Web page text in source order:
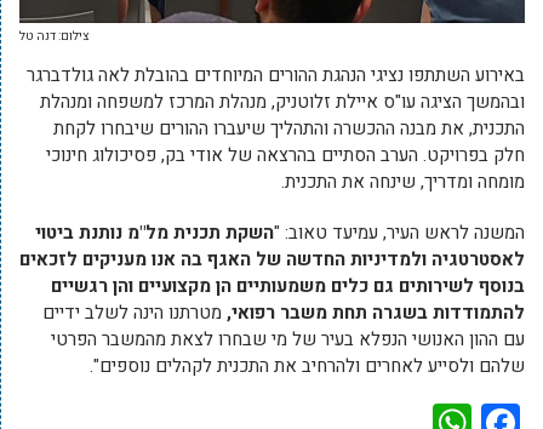
צילום: דנה טל
באירוע השתתפו נציגי הנהגת ההורים המיוחדים בהובלת לאה גולדברגר
ובהמשך הציגה עו"ס איילת זלוטניק, מנהלת המרכז למשפחה ומנהלת
התכנית, את מבנה ההכשרה והתהליך שיעברו ההורים שיבחרו לקחת
חלק בפרויקט. הערב הסתיים בהרצאה של אודי בק, פסיכולוג חינוכי
מומחה ומדריך, שינחה את התכנית.
המשנה לראש העיר, עמיעד טאוב: "השקת תכנית מל"מ נותנת ביטוי
לאסטרטגיה ולמדיניות החדשה של האגף בה אנו מעניקים לזכאים
בנוסף לשירותים גם כלים משמעותיים הן מקצועיים והן רגשיים
להתמודדות בשגרה תחת משבר רפואי, מטרתנו הינה לשלב ידיים
עם ההון האנושי הנפלא בעיר של מי שבחרו לצאת מהמשבר הפרטי
שלהם ולסייע לאחרים ולהרחיב את התכנית לקהלים נוספים".